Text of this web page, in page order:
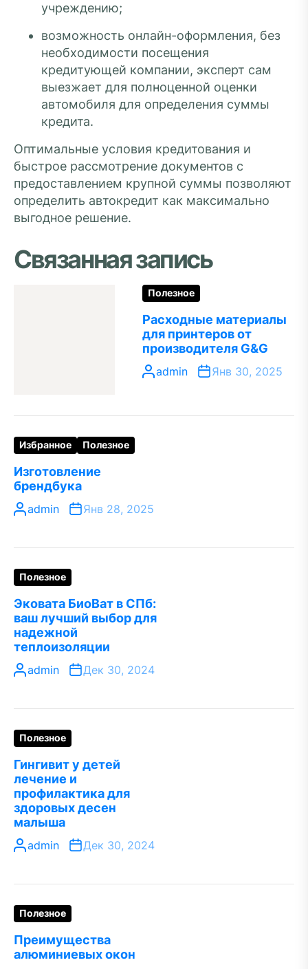
учреждению;
возможность онлайн-оформления, без
необходимости посещения
кредитующей компании, эксперт сам
выезжает для полноценной оценки
автомобиля для определения суммы
кредита.
Оптимальные условия кредитования и
быстрое рассмотрение документов с
предоставлением крупной суммы позволяют
определить автокредит как максимально
выгодное решение.
Связанная запись
Полезное
Расходные материалы
для принтеров от
производителя G&G
admin Янв 30, 2025
Избранное Полезное
Изготовление
брендбука
admin Янв 28, 2025
Полезное
Эковата БиоВат в СПб:
ваш лучший выбор для
надежной
теплоизоляции
admin Дек 30, 2024
Полезное
Гингивит у детей
лечение и
профилактика для
здоровых десен
малыша
admin Дек 30, 2024
Полезное
Преимущества
алюминиевых окон